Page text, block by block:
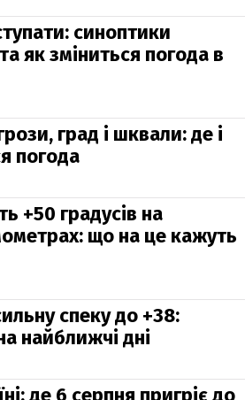
синоптики
як зміниться погода в
град і шквали: де і
погода
+50 градусів на
що на це кажуть
спеку до +38:
найближчі дні
де 6 серпня пригріє до